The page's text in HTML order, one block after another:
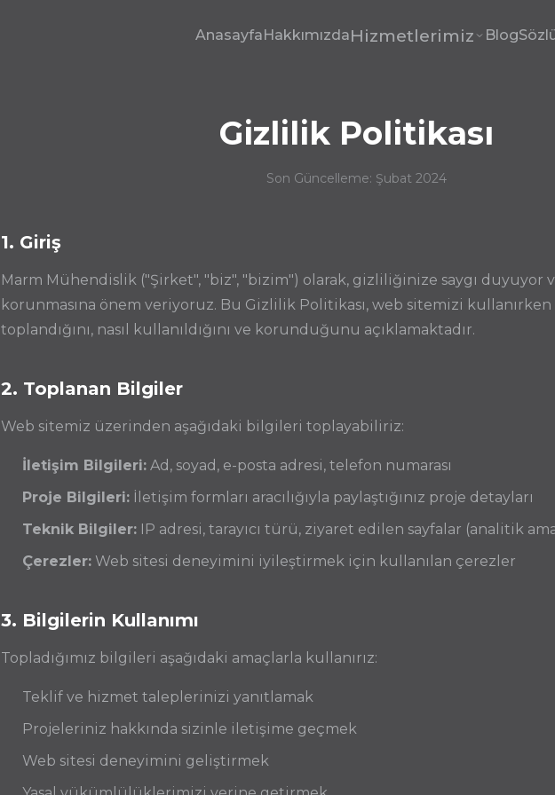
AnasayfaHakkımızdaHizmetlerimiz Blog
Gizlilik Politikası
Son Güncelleme: Şubat 2024
1. Giriş
Marm Mühendislik ("Şirket", "biz", "bizim") olarak, gizliliğinize saygı duyuyor
korunmasına önem veriyoruz. Bu Gizlilik Politikası, web sitemizi
toplandığını, nasıl kullanıldığını ve korunduğunu açıklamaktadır.
2. Toplanan Bilgiler
Web sitemiz üzerinden aşağıdaki bilgileri toplayabiliriz:
İletişim Bilgileri: Ad, soyad, e-posta adresi, telefon numarası
Proje Bilgileri: İletişim formları aracılığıyla paylaştığınız proje detayları
Teknik Bilgiler: IP adresi, tarayıcı türü, ziyaret edilen sayfalar (analitik
Çerezler: Web sitesi deneyimini iyileştirmek için kullanılan çerezler
3. Bilgilerin Kullanımı
Topladığımız bilgileri aşağıdaki amaçlarla kullanırız:
Teklif ve hizmet taleplerinizi yanıtlamak
Projeleriniz hakkında sizinle iletişime geçmek
Web sitesi deneyimini geliştirmek